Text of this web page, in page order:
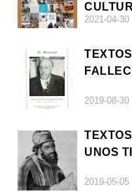
2021-04-30
2019-08-30
UNOS
2019-05-05